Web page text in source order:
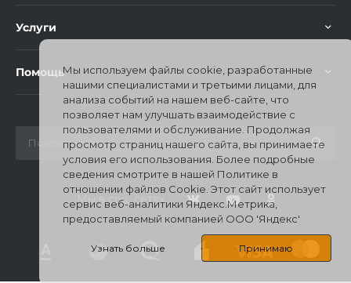
Услуги
Помощь
Мы в соц. сетях
Мы используем файлы cookie, разработанные
нашими специалистами и третьими лицами, для
анализа событий на нашем веб-сайте, что
позволяет нам улучшать взаимодействие с
пользователями и обслуживание. Продолжая
просмотр страниц нашего сайта, вы принимаете
условия его использования. Более подробные
сведения смотрите в нашей Политике в
отношении файлов Cookie. Этот сайт использует
сервис веб-аналитики Яндекс.Метрика,
предоставляемый компанией ООО 'Яндекс'
Узнать больше Принимаю